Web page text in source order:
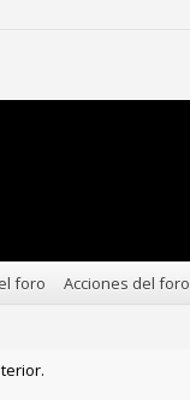
foro Acciones del foro